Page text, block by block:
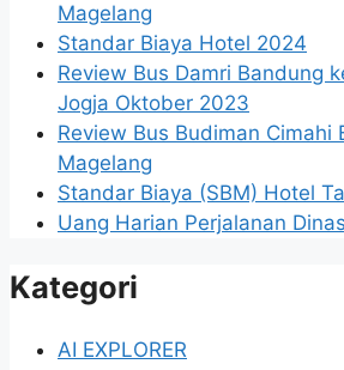
Magelang
Standar Biaya Hotel 2024
Review Bus Damri Bandung
Jogja Oktober 2023
Review Bus Budiman Cimahi
Magelang
Standar Biaya (SBM) Hotel
Uang Harian Perjalanan
Kategori
AI EXPLORER